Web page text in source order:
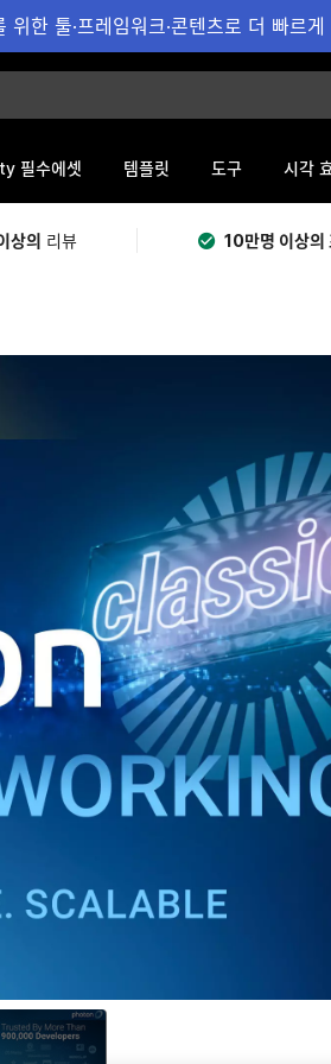
위한 툴·프레임워크·콘텐츠로 더 빠르
필수에셋 템플릿 도구 시각
상의 리뷰 10만명 이상의